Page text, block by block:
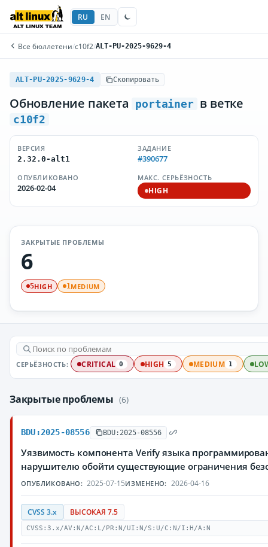
RU EN
Все бюллетени/c10f2/ALT-PU-2025-9629-4
ALT-PU-2025-9629-4 Скопировать
Обновление пакета portainer в ветке
c10f2
ВЕРСИЯ
2.32.0-alt1
ЗАДАНИЕ
#390677
ОПУБЛИКОВАНО
2026-02-04
МАКС. СЕРЬЁЗНОСТЬ
HIGH
ЗАКРЫТЫЕ ПРОБЛЕМЫ
6
5HIGH 1MEDIUM
СЕРЬЁЗНОСТЬ: CRITICAL 0 HIGH 5 MEDIUM 1
Закрытые проблемы (6)
BDU:2025-08556 BDU:2025-08556
Уязвимость компонента Verify языка
нарушителю обойти существующие ограничения
ОПУБЛИКОВАНО: 2025-07-15ИЗМЕНЕНО: 2026-04-16
CVSS 3.x ВЫСОКАЯ 7.5
CVSS:3.x/AV:N/AC:L/PR:N/UI:N/S:U/C:N/I:H/A:N